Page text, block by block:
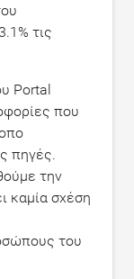
% τις
Portal
που
πηγές.
την
καμία σχέση
του